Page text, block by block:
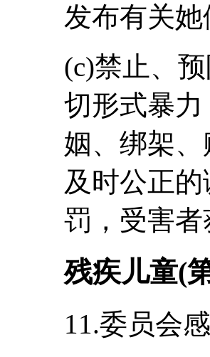
发布有关
(c)禁止、
切形式暴
姻、绑架
及时公正
罚，受害
残疾儿童(
11.委员会